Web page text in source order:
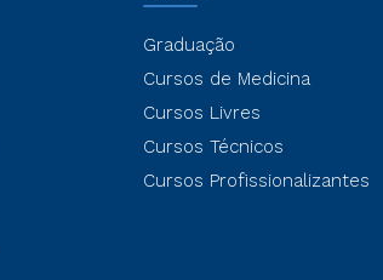
Graduação
Cursos de Medicina
Cursos Livres
Cursos Técnicos
Cursos Profissionalizantes